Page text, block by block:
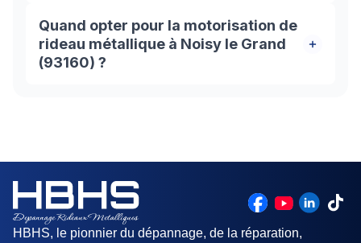
Si vous habitez à Noisy le Grand (93160) et vous
cherchez le meilleur service de motorisation de
rideau de fer ? HBHS METAL est le meilleur
adresse métallier a retenir. En effet, spécialiste en
Quand opter pour la motorisation de
rideau métallique à Noisy le Grand
(93160) ?
HBHS, le pionnier du dépannage, de la réparation,